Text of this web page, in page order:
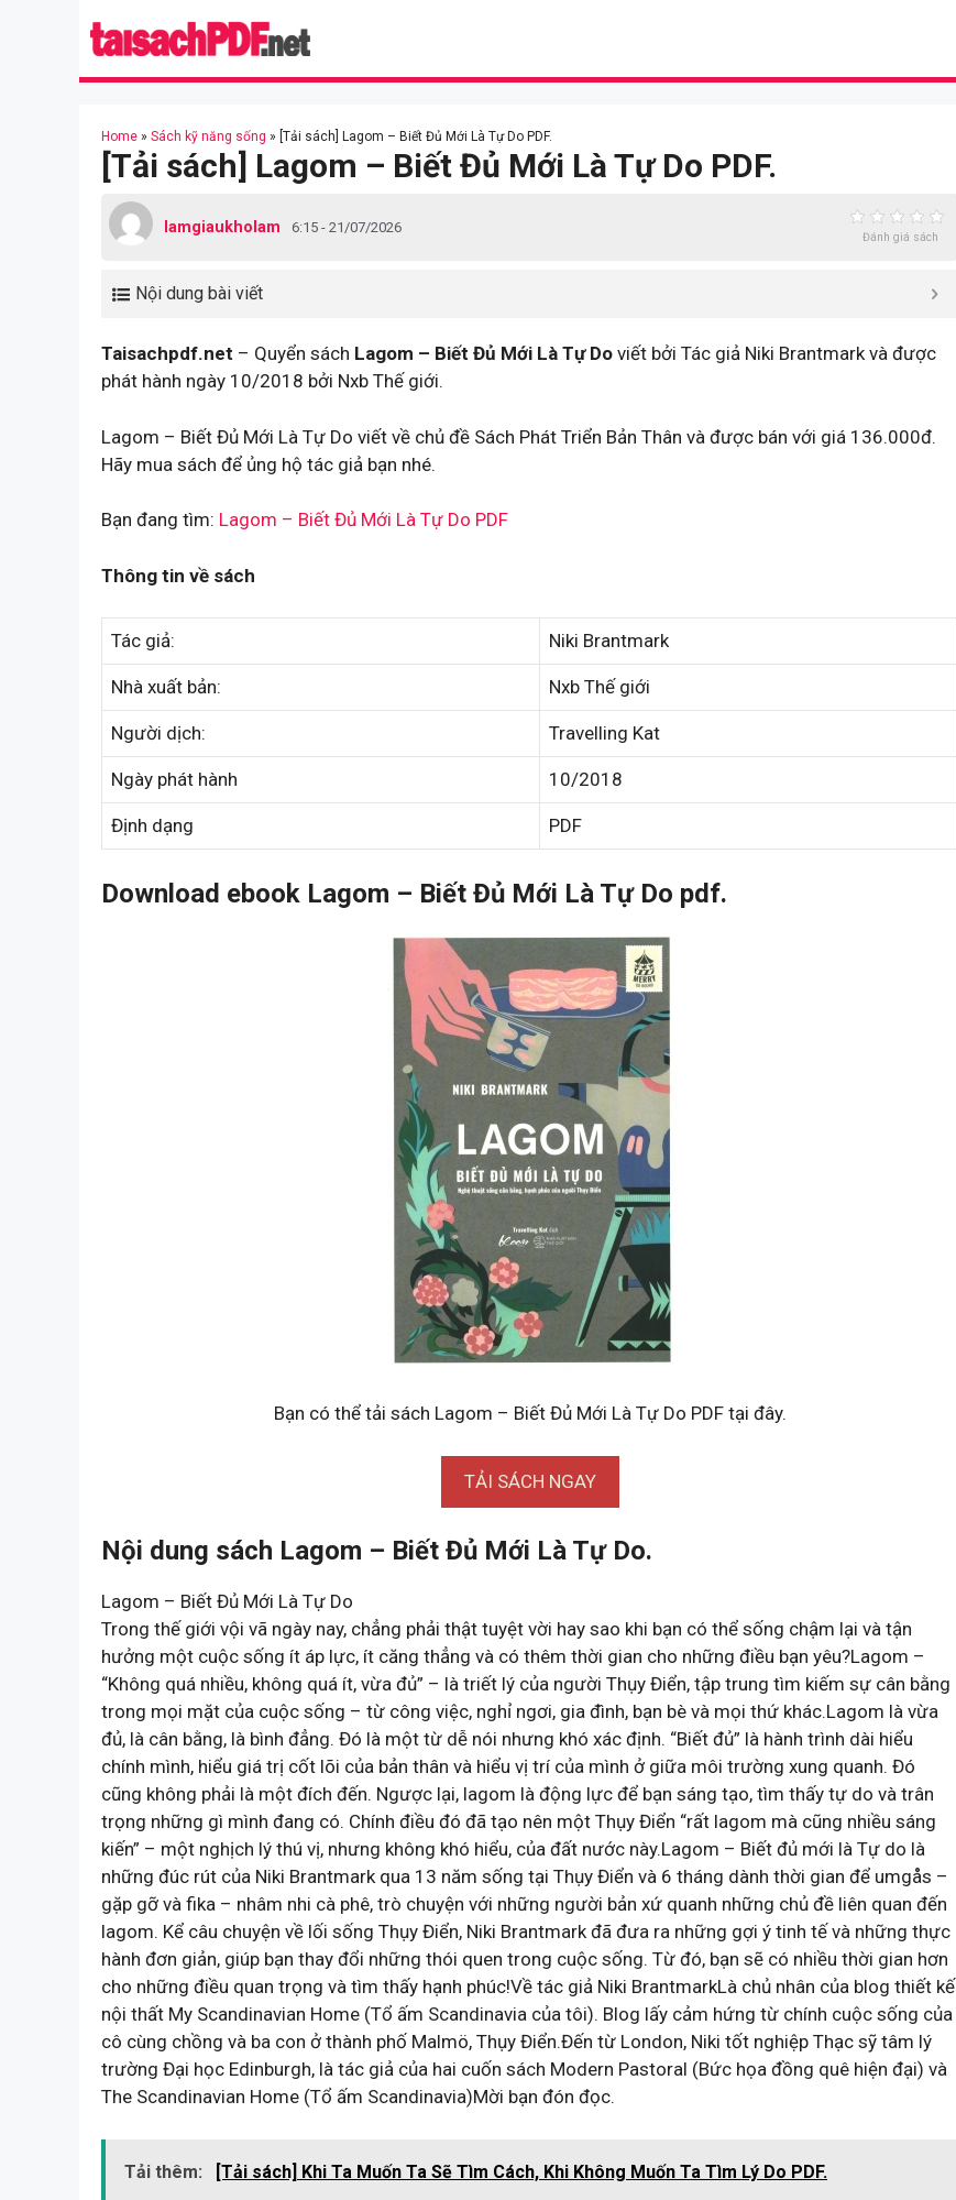
Home » Sách kỹ năng sống » [Tải sách] Lagom – Biết Đủ Mới Là Tự Do PDF.
[Tải sách] Lagom – Biết Đủ Mới Là Tự Do PDF.
lamgiaukholam 6:15 - 21/07/2026
Đánh giá sách
Nội dung bài viết
Taisachpdf.net – Quyển sách Lagom – Biết Đủ Mới Là Tự Do viết bởi Tác giả Niki Brantmark và được
phát hành ngày 10/2018 bởi Nxb Thế giới.
Lagom – Biết Đủ Mới Là Tự Do viết về chủ đề Sách Phát Triển Bản Thân và được bán với giá 136.000đ.
Hãy mua sách để ủng hộ tác giả bạn nhé.
Bạn đang tìm: Lagom – Biết Đủ Mới Là Tự Do PDF
Thông tin về sách
Tác giả: Niki Brantmark
Nhà xuất bản: Nxb Thế giới
Người dịch: Travelling Kat
Ngày phát hành 10/2018
Định dạng PDF
Download ebook Lagom – Biết Đủ Mới Là Tự Do pdf.
Bạn có thể tải sách Lagom – Biết Đủ Mới Là Tự Do PDF tại đây.
TẢI SÁCH NGAY
Nội dung sách Lagom – Biết Đủ Mới Là Tự Do.
Lagom – Biết Đủ Mới Là Tự Do
Trong thế giới vội vã ngày nay, chẳng phải thật tuyệt vời hay sao khi bạn có thể sống chậm lại và tận
hưởng một cuộc sống ít áp lực, ít căng thẳng và có thêm thời gian cho những điều bạn yêu?Lagom –
“Không quá nhiều, không quá ít, vừa đủ” – là triết lý của người Thụy Điển, tập trung tìm kiếm sự cân bằng
trong mọi mặt của cuộc sống – từ công việc, nghỉ ngơi, gia đình, bạn bè và mọi thứ khác.Lagom là vừa
đủ, là cân bằng, là bình đẳng. Đó là một từ dễ nói nhưng khó xác định. “Biết đủ” là hành trình dài hiểu
chính mình, hiểu giá trị cốt lõi của bản thân và hiểu vị trí của mình ở giữa môi trường xung quanh. Đó
cũng không phải là một đích đến. Ngược lại, lagom là động lực để bạn sáng tạo, tìm thấy tự do và trân
trọng những gì mình đang có. Chính điều đó đã tạo nên một Thụy Điển “rất lagom mà cũng nhiều sáng
kiến” – một nghịch lý thú vị, nhưng không khó hiểu, của đất nước này.Lagom – Biết đủ mới là Tự do là
những đúc rút của Niki Brantmark qua 13 năm sống tại Thụy Điển và 6 tháng dành thời gian để umgås –
gặp gỡ và fika – nhâm nhi cà phê, trò chuyện với những người bản xứ quanh những chủ đề liên quan đến
lagom. Kể câu chuyện về lối sống Thụy Điển, Niki Brantmark đã đưa ra những gợi ý tinh tế và những thực
hành đơn giản, giúp bạn thay đổi những thói quen trong cuộc sống. Từ đó, bạn sẽ có nhiều thời gian hơn
cho những điều quan trọng và tìm thấy hạnh phúc!Về tác giả Niki BrantmarkLà chủ nhân của blog thiết kế
nội thất My Scandinavian Home (Tổ ấm Scandinavia của tôi). Blog lấy cảm hứng từ chính cuộc sống của
cô cùng chồng và ba con ở thành phố Malmö, Thụy Điển.Đến từ London, Niki tốt nghiệp Thạc sỹ tâm lý
trường Đại học Edinburgh, là tác giả của hai cuốn sách Modern Pastoral (Bức họa đồng quê hiện đại) và
The Scandinavian Home (Tổ ấm Scandinavia)Mời bạn đón đọc.
Tải thêm: [Tải sách] Khi Ta Muốn Ta Sẽ Tìm Cách, Khi Không Muốn Ta Tìm Lý Do PDF.